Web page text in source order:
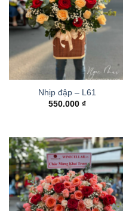
Nhịp đập – L61
550.000 ₫